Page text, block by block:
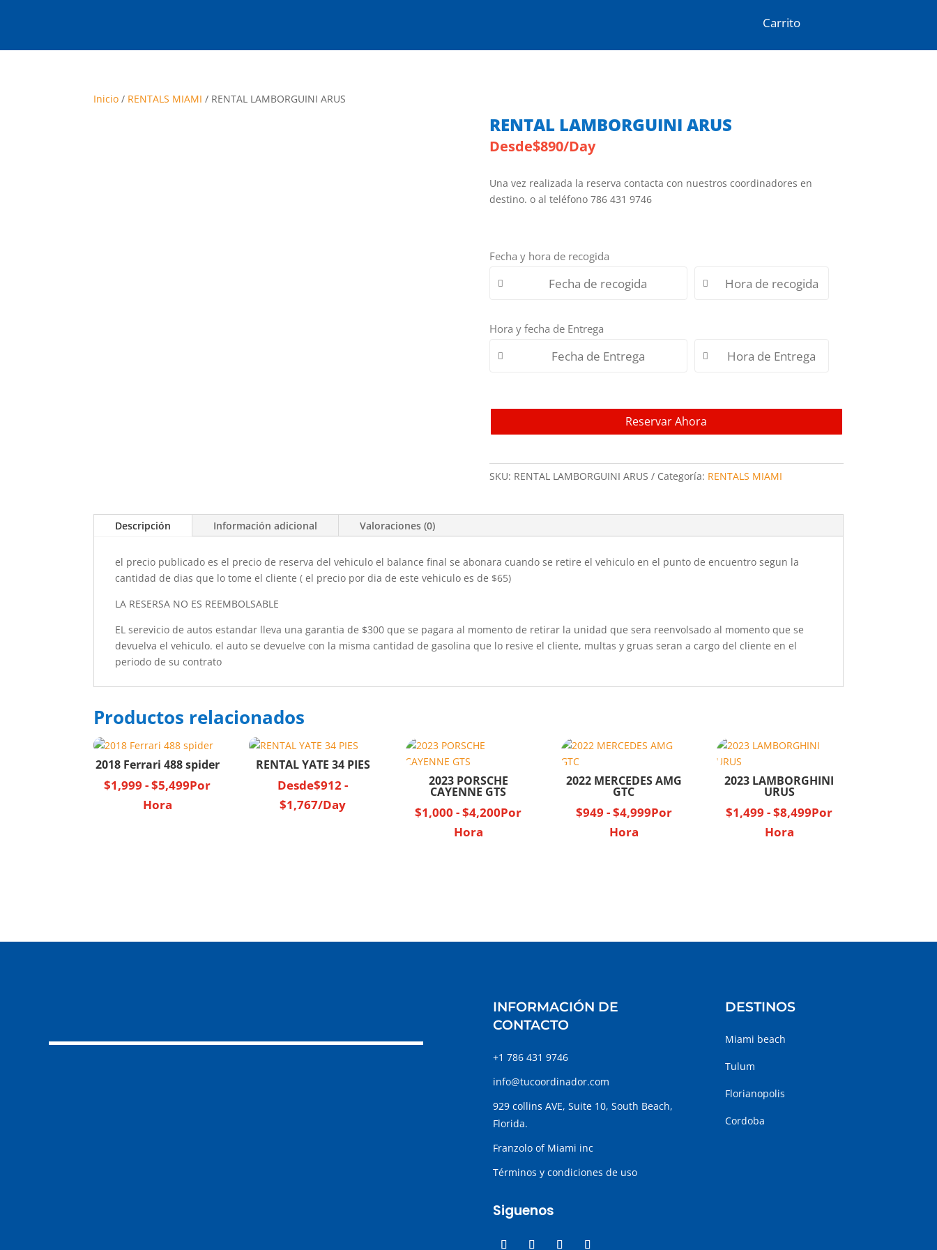
Carrito
Inicio / RENTALS MIAMI / RENTAL LAMBORGUINI ARUS
RENTAL LAMBORGUINI ARUS
Desde$890/Day
Una vez realizada la reserva contacta con nuestros coordinadores en
destino. o al teléfono 786 431 9746
Fecha y hora de recogida
Hora y fecha de Entrega
Reservar Ahora
SKU: RENTAL LAMBORGUINI ARUS Categoría: RENTALS MIAMI
Descripción Información adicional Valoraciones (0)
el precio publicado es el precio de reserva del vehiculo el balance final se abonara cuando se retire el vehiculo en el punto de encuentro segun la
cantidad de dias que lo tome el cliente ( el precio por dia de este vehiculo es de $65)
LA RESERSA NO ES REEMBOLSABLE
EL serevicio de autos estandar lleva una garantia de $300 que se pagara al momento de retirar la unidad que sera reenvolsado al momento que se
devuelva el vehiculo. el auto se devuelve con la misma cantidad de gasolina que lo resive el cliente, multas y gruas seran a cargo del cliente en el
periodo de su contrato
Productos relacionados
2018 Ferrari 488 spider
$1,999 -$5,499Por
Hora
RENTAL YATE 34 PIES
Desde$912-
$1,767/Day
2023 PORSCHE
CAYENNE GTS
$1,000 -$4,200Por
Hora
2022 MERCEDES AMG
GTC
$949 -$4,999Por
Hora
2023 LAMBORGHINI
URUS
$1,499 -$8,499Por
Hora
INFORMACIÓN DE
CONTACTO
+1 786 431 9746
info@tucoordinador.com
929 collins AVE, Suite 10, South Beach,
Florida.
Franzolo of Miami inc
Términos y condiciones de uso
Siguenos
DESTINOS
Miami beach
Tulum
Florianopolis
Cordoba